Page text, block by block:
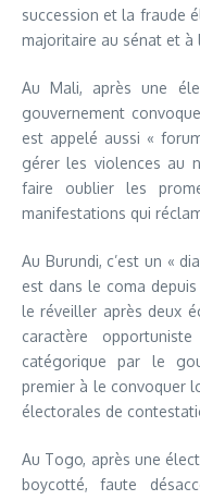
succession et la fraude
majoritaire au sénat et à
Au Mali, après une
gouvernement
est appelé aussi «
gérer les violences au
faire oublier les
manifestations qui
Au Burundi, c’est un «
est dans le coma depuis
le réveiller après deux
caractère
catégorique par le
premier à le convoquer
électorales de
Au Togo, après une
boycotté, faute